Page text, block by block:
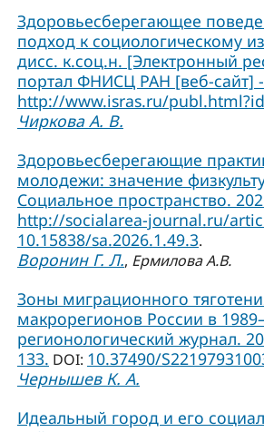
Здоровьесберегающее
подход к социологическому
дисс. к.соц.н. [Электронный
портал ФНИСЦ РАН [веб-сайт] -
http://www.isras.ru/
Чиркова А. В.
Здоровьесберегающие
молодежи: значение
Социальное пространство.
http://socialarea-journal.ru/
10.15838/sa.2026.1.49.3.
Воронин Г. Л., Ермилова А.В.
Зоны миграционного
макрорегионов России в
регионологический журнал.
133. DOI: 10.37490/
Чернышев К. А.
Идеальный город и его